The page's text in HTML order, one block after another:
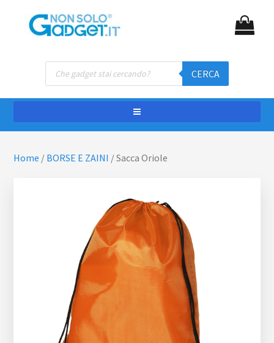
contenuto
NON SOLO GADGET
Gadget personalizzati
Ricerca
prodotti
CERCA
Home / BORSE E ZAINI /Sacca Oriole